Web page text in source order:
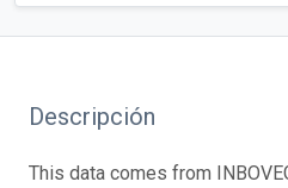
Descripción
This data comes from